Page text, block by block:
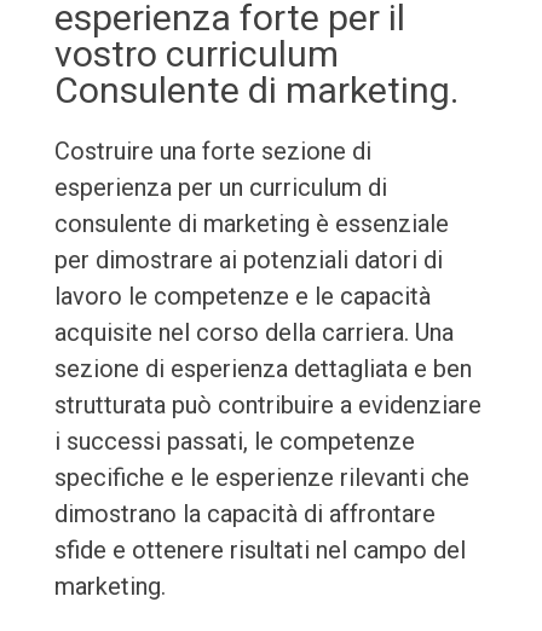
esperienza forte per il
vostro curriculum
Consulente di marketing.
Costruire una forte sezione di
esperienza per un curriculum di
consulente di marketing è essenziale
per dimostrare ai potenziali datori di
lavoro le competenze e le capacità
acquisite nel corso della carriera. Una
sezione di esperienza dettagliata e ben
strutturata può contribuire a evidenziare
i successi passati, le competenze
specifiche e le esperienze rilevanti che
dimostrano la capacità di affrontare
sfide e ottenere risultati nel campo del
marketing.